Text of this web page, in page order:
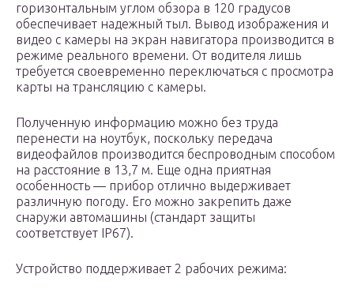
горизонтальным углом обзора в 120 градусов
обеспечивает надежный тыл. Вывод изображения и
видео с камеры на экран навигатора производится в
режиме реального времени. От водителя лишь
требуется своевременно переключаться с просмотра
карты на трансляцию с камеры.
Полученную информацию можно без труда
перенести на ноутбук, поскольку передача
видеофайлов производится беспроводным способом
на расстояние в 13,7 м. Еще одна приятная
особенность — прибор отлично выдерживает
различную погоду. Его можно закрепить даже
снаружи автомашины (стандарт защиты
соответствует IP67).
Устройство поддерживает 2 рабочих режима: